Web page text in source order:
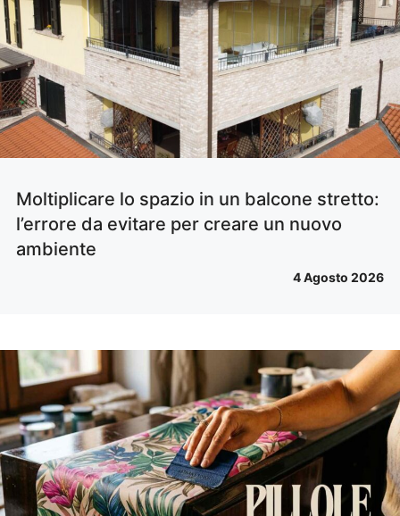
Moltiplicare lo spazio in un balcone stretto:
l’errore da evitare per creare un nuovo
ambiente
4 Agosto 2026